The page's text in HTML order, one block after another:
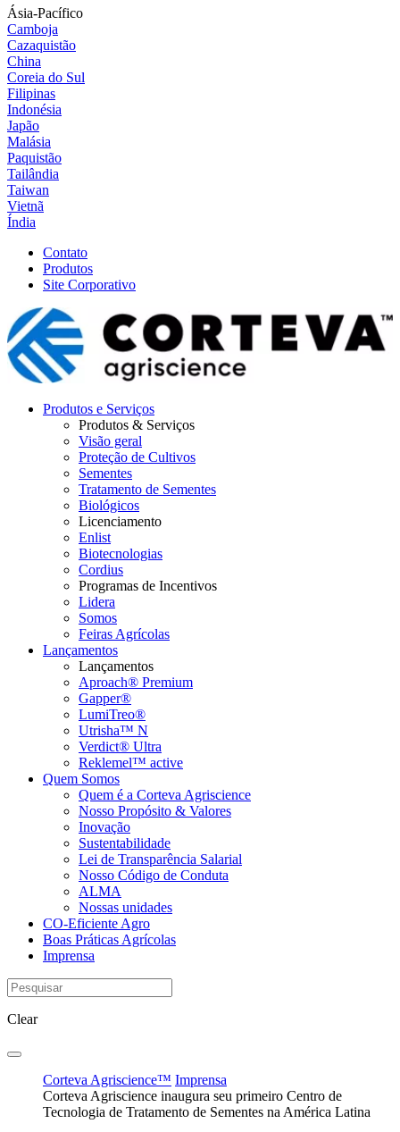
Ásia-Pacífico
Camboja
Cazaquistão
China
Coreia do Sul
Filipinas
Indonésia
Japão
Malásia
Paquistão
Tailândia
Taiwan
Vietnã
Índia
Contato
Produtos
Site Corporativo
Produtos e Serviços
Produtos & Serviços
Visão geral
Proteção de Cultivos
Sementes
Tratamento de Sementes
Biológicos
Licenciamento
Enlist
Biotecnologias
Cordius
Programas de Incentivos
Lidera
Somos
Feiras Agrícolas
Lançamentos
Lançamentos
Aproach® Premium
Gapper®
LumiTreo®
Utrisha™ N
Verdict® Ultra
Reklemel™ active
Quem Somos
Quem é a Corteva Agriscience
Nosso Propósito & Valores
Inovação
Sustentabilidade
Lei de Transparência Salarial
Nosso Código de Conduta
ALMA
Nossas unidades
CO-Eficiente Agro
Boas Práticas Agrícolas
Imprensa
Clear
Corteva Agriscience™ Imprensa
Corteva Agriscience inaugura seu primeiro Centro de
Tecnologia de Tratamento de Sementes na América Latina